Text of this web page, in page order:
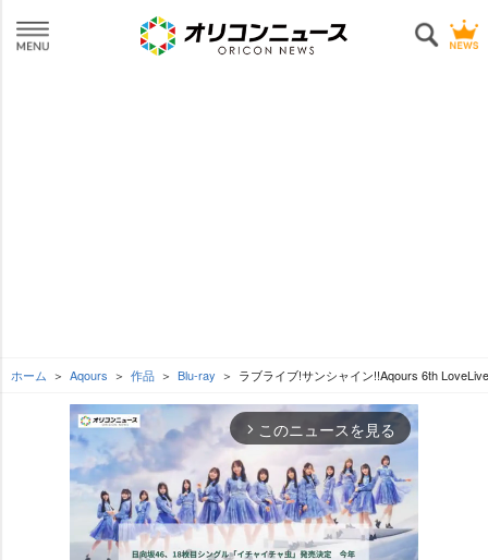
ホーム Aqours 作品 Blu-ray ラブライブ!サンシャイン!!Aqours 6th
arrow_forward_ios このニュースを見る